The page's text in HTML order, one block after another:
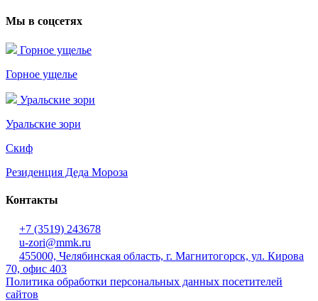
Мы в соцсетях
Горное ущелье
Горное ущелье
Уральские зори
Уральские зори
Скиф
Резиденция Деда Мороза
Контакты
+7 (3519) 243678
u-zori@mmk.ru
455000, Челябинская область, г. Магнитогорск, ул. Кирова
70, офис 403
Политика обработки персональных данных посетителей
сайтов